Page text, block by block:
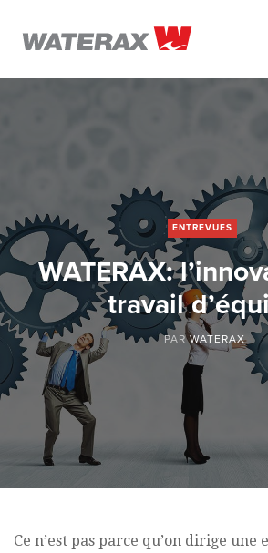
ON
ROAD
ENTREVUES
WATERAX:
travail
PARWATERAX
Ce n’est pas parce qu’on dirige une